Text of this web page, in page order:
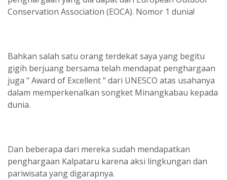
Conservation Association (EOCA). Nomor 1 dunia!
Bahkan salah satu orang terdekat saya yang begitu
gigih berjuang bersama telah mendapat penghargaan
juga " Award of Excellent " dari UNESCO atas usahanya
dalam memperkenalkan songket Minangkabau kepada
dunia.
Dan beberapa dari mereka sudah mendapatkan
penghargaan Kalpataru karena aksi lingkungan dan
pariwisata yang digarapnya.